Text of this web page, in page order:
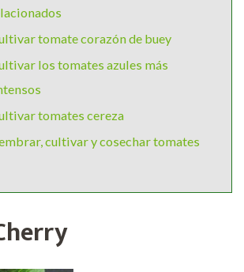
tomate corazón de buey
los tomates azules más
tomates cereza
cultivar y cosechar tomates